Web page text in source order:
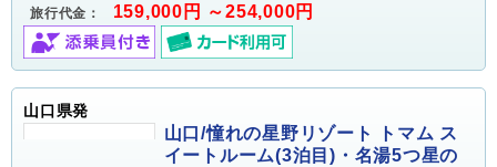
旅行代金： 159,000円 ～254,000円
山口県発
山口/憧れの星野リゾート トマム ス
イートルーム(3泊目)・名湯5つ星の